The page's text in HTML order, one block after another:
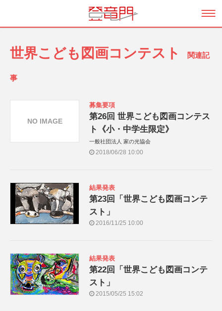
世界こども図画コンテスト 関連記
事
募集要項
第26回 世界こども図画コンテス
ト《小・中学生限定》
一般社団法人 家の光協会
2018/06/28 10:00
NO IMAGE
結果発表
第23回「世界こども図画コンテ
スト」
2016/11/25 10:00
結果発表
第22回「世界こども図画コンテ
スト」
2015/05/25 15:02